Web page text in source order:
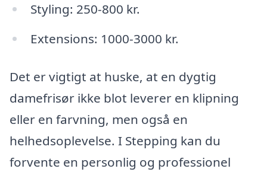
Styling: 250-800 kr.
Extensions: 1000-3000 kr.
Det er vigtigt at huske, at en dygtig
damefrisør ikke blot leverer en klipning
eller en farvning, men også en
helhedsoplevelse. I Stepping kan du
forvente en personlig og professionel